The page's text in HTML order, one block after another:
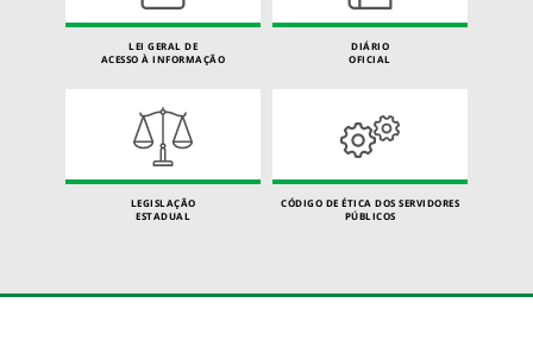
LEI GERAL DE
ACESSO À INFORMAÇÃO
DIÁRIO
OFICIAL
LEGISLAÇÃO
ESTADUAL
CÓDIGO DE ÉTICA DOS SERVIDORES
PÚBLICOS